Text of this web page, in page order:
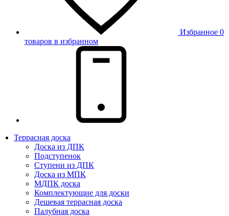
Избранное 0
товаров в избранном
Террасная доска
Доска из ДПК
Подступенок
Ступени из ДПК
Доска из МПК
МДПК доска
Комплектующие для доски
Дешевая террасная доска
Палубная доска